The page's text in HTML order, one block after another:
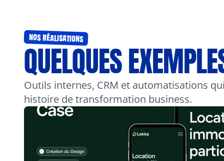
nos réalisations
QUELQUES
Outils internes, CRM et automatisations
histoire de transformation business.